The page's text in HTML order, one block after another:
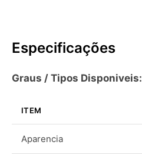
Especificações
Graus / Tipos Disponiveis:
ITEM
Aparencia